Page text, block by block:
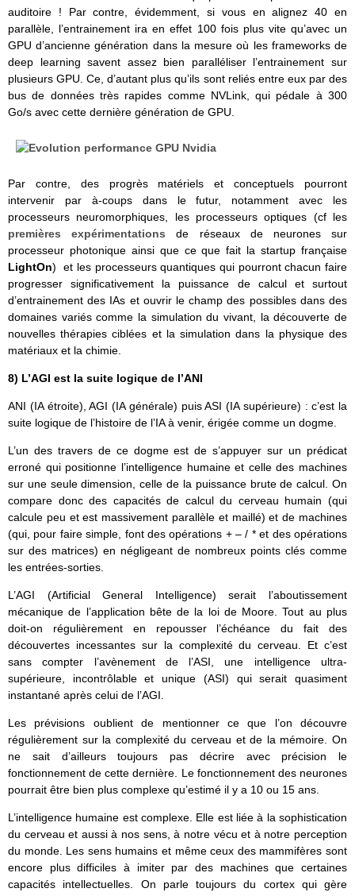
auditoire ! Par contre, évidemment, si vous en alignez 40 en
parallèle, l’entrainement ira en effet 100 fois plus vite qu’avec un
GPU d’ancienne génération dans la mesure où les frameworks de
deep learning savent assez bien paralléliser l’entrainement sur
plusieurs GPU. Ce, d’autant plus qu’ils sont reliés entre eux par des
bus de données très rapides comme NVLink, qui pédale à 300
Go/s avec cette dernière génération de GPU.
Par contre, des progrès matériels et conceptuels pourront
intervenir par à-coups dans le futur, notamment avec les
processeurs neuromorphiques, les processeurs optiques (cf les
premières expérimentations de réseaux de neurones sur
processeur photonique ainsi que ce que fait la startup française
LightOn) et les processeurs quantiques qui pourront chacun faire
progresser significativement la puissance de calcul et surtout
d’entrainement des IAs et ouvrir le champ des possibles dans des
domaines variés comme la simulation du vivant, la découverte de
nouvelles thérapies ciblées et la simulation dans la physique des
matériaux et la chimie.
8) L’AGI est la suite logique de l’ANI
ANI (IA étroite), AGI (IA générale) puis ASI (IA supérieure) : c’est la
suite logique de l’histoire de l’IA à venir, érigée comme un dogme.
L’un des travers de ce dogme est de s’appuyer sur un prédicat
erroné qui positionne l’intelligence humaine et celle des machines
sur une seule dimension, celle de la puissance brute de calcul. On
compare donc des capacités de calcul du cerveau humain (qui
calcule peu et est massivement parallèle et maillé) et de machines
(qui, pour faire simple, font des opérations + – / * et des opérations
sur des matrices) en négligeant de nombreux points clés comme
les entrées-sorties.
L’AGI (Artificial General Intelligence) serait l’aboutissement
mécanique de l’application bête de la loi de Moore. Tout au plus
doit-on régulièrement en repousser l’échéance du fait des
découvertes incessantes sur la complexité du cerveau. Et c’est
sans compter l’avènement de l’ASI, une intelligence ultra-
supérieure, incontrôlable et unique (ASI) qui serait quasiment
instantané après celui de l’AGI.
Les prévisions oublient de mentionner ce que l’on découvre
régulièrement sur la complexité du cerveau et de la mémoire. On
ne sait d’ailleurs toujours pas décrire avec précision le
fonctionnement de cette dernière. Le fonctionnement des neurones
pourrait être bien plus complexe qu’estimé il y a 10 ou 15 ans.
L’intelligence humaine est complexe. Elle est liée à la sophistication
du cerveau et aussi à nos sens, à notre vécu et à notre perception
du monde. Les sens humains et même ceux des mammifères sont
encore plus difficiles à imiter par des machines que certaines
capacités intellectuelles. On parle toujours du cortex qui gère